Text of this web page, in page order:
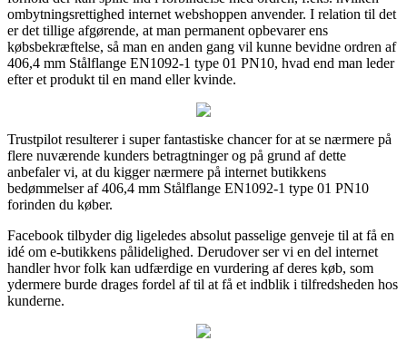
ombytningsrettighed internet webshoppen anvender. I relation til det
er det tillige afgørende, at man permanent opbevarer ens
købsbekræftelse, så man en anden gang vil kunne bevidne ordren af
406,4 mm Stålflange EN1092-1 type 01 PN10, hvad end man leder
efter et produkt til en mand eller kvinde.
Trustpilot resulterer i super fantastiske chancer for at se nærmere på
flere nuværende kunders betragtninger og på grund af dette
anbefaler vi, at du kigger nærmere på internet butikkens
bedømmelser af 406,4 mm Stålflange EN1092-1 type 01 PN10
forinden du køber.
Facebook tilbyder dig ligeledes absolut passelige genveje til at få en
idé om e-butikkens pålidelighed. Derudover ser vi en del internet
handler hvor folk kan udfærdige en vurdering af deres køb, som
ydermere burde drages fordel af til at få et indblik i tilfredsheden hos
kunderne.